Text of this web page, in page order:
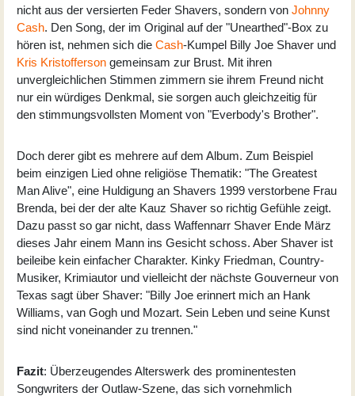
nicht aus der versierten Feder Shavers, sondern von Johnny
Cash. Den Song, der im Original auf der "Unearthed"-Box zu
hören ist, nehmen sich die Cash-Kumpel Billy Joe Shaver und
Kris Kristofferson gemeinsam zur Brust. Mit ihren
unvergleichlichen Stimmen zimmern sie ihrem Freund nicht
nur ein würdiges Denkmal, sie sorgen auch gleichzeitig für
den stimmungsvollsten Moment von "Everbody's Brother".
Doch derer gibt es mehrere auf dem Album. Zum Beispiel
beim einzigen Lied ohne religiöse Thematik: "The Greatest
Man Alive", eine Huldigung an Shavers 1999 verstorbene Frau
Brenda, bei der der alte Kauz Shaver so richtig Gefühle zeigt.
Dazu passt so gar nicht, dass Waffennarr Shaver Ende März
dieses Jahr einem Mann ins Gesicht schoss. Aber Shaver ist
beileibe kein einfacher Charakter. Kinky Friedman, Country-
Musiker, Krimiautor und vielleicht der nächste Gouverneur von
Texas sagt über Shaver: "Billy Joe erinnert mich an Hank
Williams, van Gogh und Mozart. Sein Leben und seine Kunst
sind nicht voneinander zu trennen."
Fazit: Überzeugendes Alterswerk des prominentesten
Songwriters der Outlaw-Szene, das sich vornehmlich